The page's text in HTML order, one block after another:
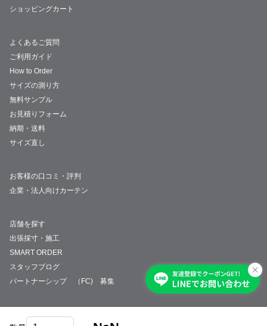
ショッピングカート
よくあるご質問
ご利用ガイド
How to Order
サイズの測り方
無料サンプル
お見積りフォーム
納期・送料
サイズ直し
お客様の口コミ・評判
企業・法人向けカーテン
店舗を探す
出張採寸・施工
SMART ORDER
スタッフブログ
パートナーシップ （FC) 募集